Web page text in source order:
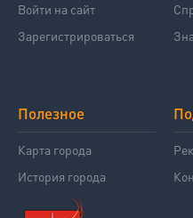
Войти на сайт
Зарегистрироваться
Полезное
Карта города
История города